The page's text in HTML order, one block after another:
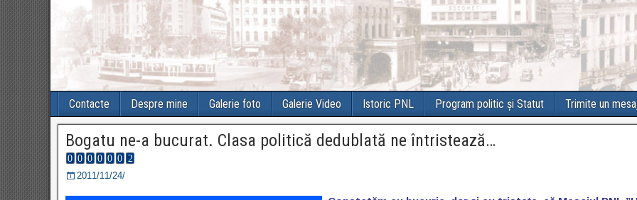
Contacte Despre mine Galerie foto Galerie Video Istoric PNL Program politic și Statut Trimite un
Bogatu ne-a bucurat. Clasa politică dedublată ne întristează…
2011/11/24/